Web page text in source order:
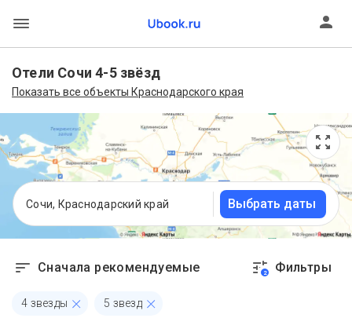
Отели Сочи 4-5 звёзд
Показать все объекты Краснодарского края
Сочи, Краснодарский край Выбрать даты
Сначала рекомендуемые 2 Фильтры
4 звезды 5 звезд